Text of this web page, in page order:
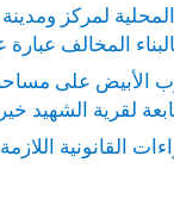
لمركز
المخالف
لقرية الشهيد
القانونية